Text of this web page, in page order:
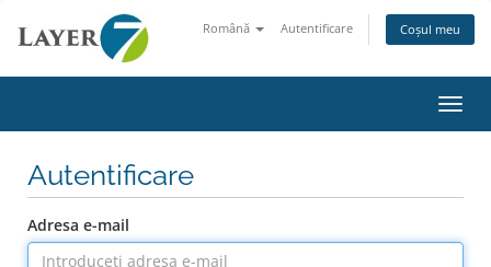
Română Autentificare Coșul meu
Autentificare
Adresa e-mail